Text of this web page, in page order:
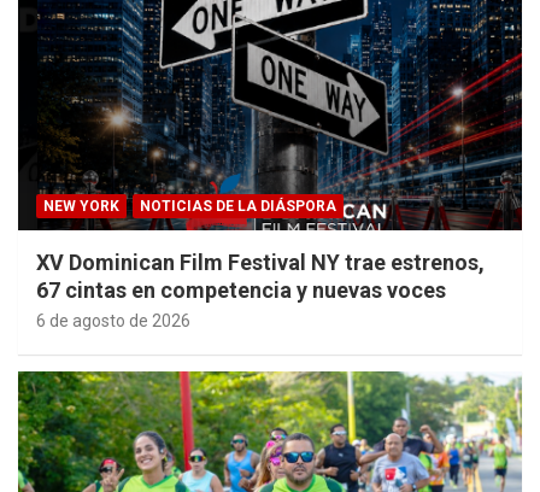
NEW YORK NOTICIAS DE LA DIÁSPORA
XV Dominican Film Festival NY trae estrenos,
67 cintas en competencia y nuevas voces
6 de agosto de 2026